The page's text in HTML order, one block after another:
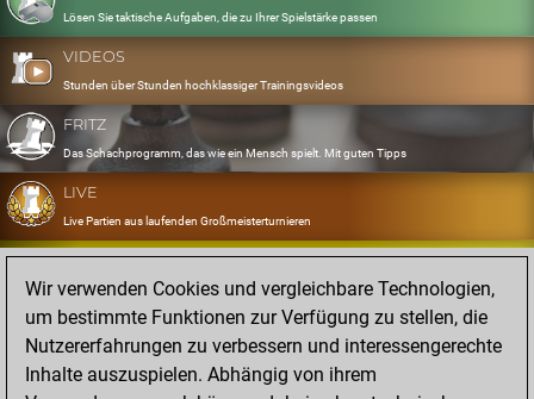
Lösen Sie taktische Aufgaben, die zu Ihrer Spielstärke passen
VIDEOS
Stunden über Stunden hochklassiger Trainingsvideos
FRITZ
Das Schachprogramm, das wie ein Mensch spielt. Mit guten Tipps
LIVE
Live Partien aus laufenden Großmeisterturnieren
OPENINGS
Erfassen und Üben Sie Ihr Eröffnungsrepertoire
DATABASE
Acht Millionen starke Partien
Wir verwenden Cookies und vergleichbare Technologien,
um bestimmte Funktionen zur Verfügung zu stellen, die
Nutzererfahrungen zu verbessern und interessengerechte
Inhalte auszuspielen. Abhängig von ihrem